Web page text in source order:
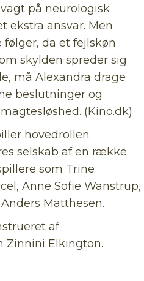
på neurologisk
ekstra ansvar. Men
følger, da et fejlskøn
skylden spreder sig
må Alexandra drage
beslutninger og
(Kino.dk)
hovedrollen
selskab af en række
som Trine
Anne Sofie Wanstrup,
Matthesen.
af
Zinnini Elkington.